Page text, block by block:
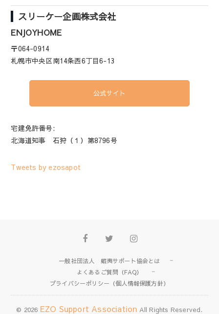
スリーケー企画株式会社
ENJOYHOME
〒064-0914
札幌市中央区南14条西6丁目6-13
公式サイト
宅建免許番号:
北海道知事 石狩（１）第8796号
Tweets by ezosapot
FacebookTwitterinstagram
一般社団法人 蝦夷サポート協会とは
よくあるご質問（FAQ）
プライバシーポリシー（個人情報保護方針）
© 2026 EZO Support Association All Rights Reserved.